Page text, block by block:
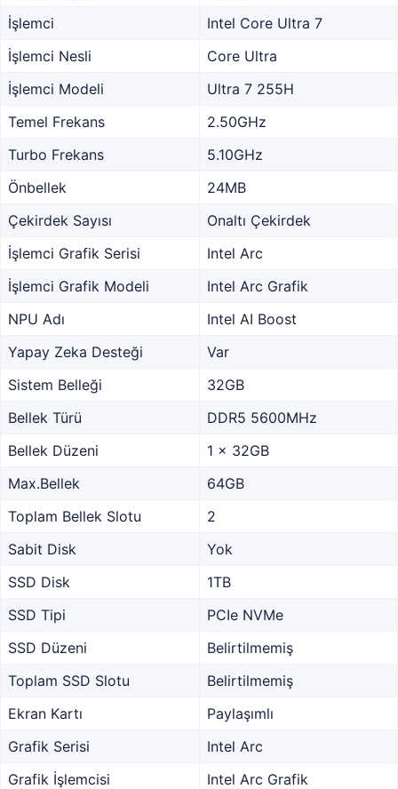
İşlemci
Intel Core Ultra 7
İşlemci Nesli
Core Ultra
İşlemci Modeli
Ultra 7 255H
Temel Frekans
2.50GHz
Turbo Frekans
5.10GHz
Önbellek
24MB
Çekirdek Sayısı
Onaltı Çekirdek
İşlemci Grafik Serisi
Intel Arc
İşlemci Grafik Modeli
Intel Arc Grafik
NPU Adı
Intel AI Boost
Yapay Zeka Desteği
Var
Sistem Belleği
32GB
Bellek Türü
DDR5 5600MHz
Bellek Düzeni
1 x 32GB
Max.Bellek
64GB
Toplam Bellek Slotu
2
Sabit Disk
Yok
SSD Disk
1TB
SSD Tipi
PCIe NVMe
SSD Düzeni
Belirtilmemiş
Toplam SSD Slotu
Belirtilmemiş
Ekran Kartı
Paylaşımlı
Grafik Serisi
Intel Arc
Grafik İşlemcisi
Intel Arc Grafik